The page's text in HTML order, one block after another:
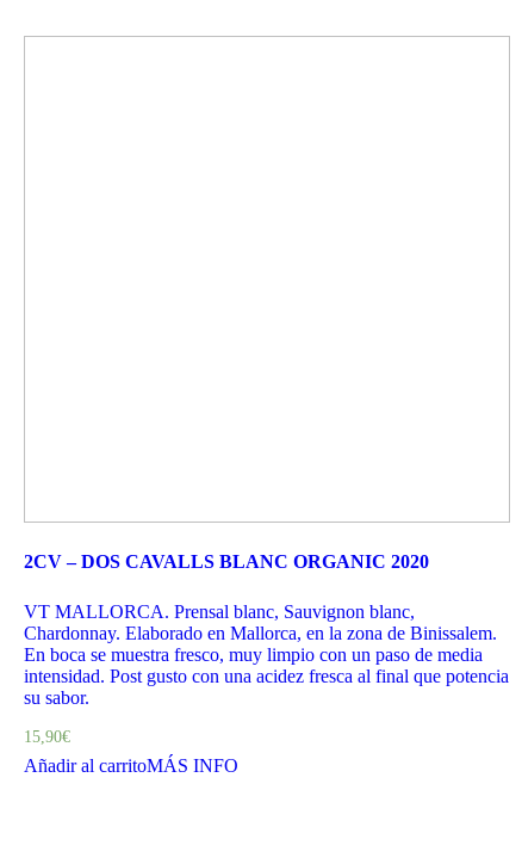
2CV – DOS CAVALLS BLANC ORGANIC 2020
VT MALLORCA. Prensal blanc, Sauvignon blanc,
Chardonnay. Elaborado en Mallorca, en la zona de Binissalem.
En boca se muestra fresco, muy limpio con un paso de media
intensidad. Post gusto con una acidez fresca al final que potencia
su sabor.
15,90€
Añadir al carritoMÁS INFO